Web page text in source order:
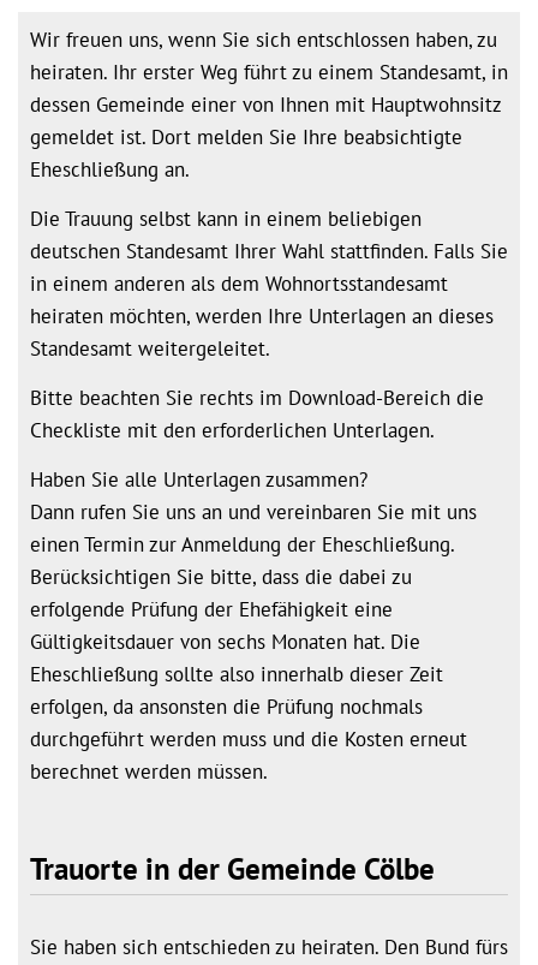
Wir freuen uns, wenn Sie sich entschlossen haben, zu
heiraten. Ihr erster Weg führt zu einem Standesamt, in
dessen Gemeinde einer von Ihnen mit Hauptwohnsitz
gemeldet ist. Dort melden Sie Ihre beabsichtigte
Eheschließung an.
Die Trauung selbst kann in einem beliebigen
deutschen Standesamt Ihrer Wahl stattfinden. Falls Sie
in einem anderen als dem Wohnortsstandesamt
heiraten möchten, werden Ihre Unterlagen an dieses
Standesamt weitergeleitet.
Bitte beachten Sie rechts im Download-Bereich die
Checkliste mit den erforderlichen Unterlagen.
Haben Sie alle Unterlagen zusammen?
Dann rufen Sie uns an und vereinbaren Sie mit uns
einen Termin zur Anmeldung der Eheschließung.
Berücksichtigen Sie bitte, dass die dabei zu
erfolgende Prüfung der Ehefähigkeit eine
Gültigkeitsdauer von sechs Monaten hat. Die
Eheschließung sollte also innerhalb dieser Zeit
erfolgen, da ansonsten die Prüfung nochmals
durchgeführt werden muss und die Kosten erneut
berechnet werden müssen.
Trauorte in der Gemeinde Cölbe
Sie haben sich entschieden zu heiraten. Den Bund fürs